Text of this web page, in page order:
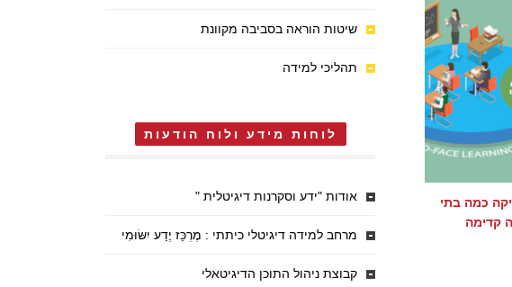
כמה בתי
שיטות הוראה בסביבה מקוונת
תהליכי למידה
לוחות מידע ולוח הודעות
אודות "ידע וסקרנות דיגיטלית "
מרחב למידה דיגיטלי כיתתי : מֶרְכַּז יֶדַע יִשּׂוּמִי
קבוצת ניהול התוכן הדיגיטאלי